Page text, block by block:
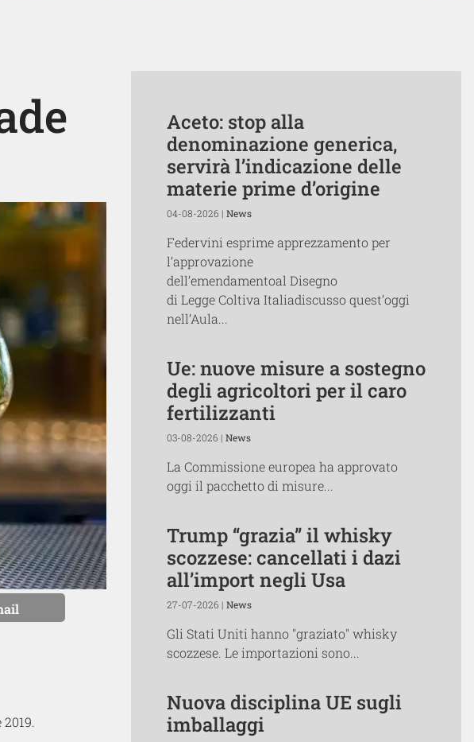
Aceto: stop alla
denominazione generica,
servirà l’indicazione delle
materie prime d’origine
04-08-2026 | News
Federvini esprime apprezzamento per
l’approvazione
dell’emendamentoal Disegno
di Legge Coltiva Italiadiscusso quest’oggi
nell’Aula...
Ue: nuove misure a sostegno
degli agricoltori per il caro
fertilizzanti
03-08-2026 | News
La Commissione europea ha approvato
oggi il pacchetto di misure...
Trump “grazia” il whisky
scozzese: cancellati i dazi
all’import negli Usa
27-07-2026 | News
Gli Stati Uniti hanno "graziato" whisky
scozzese. Le importazioni sono...
Nuova disciplina UE sugli
imballaggi